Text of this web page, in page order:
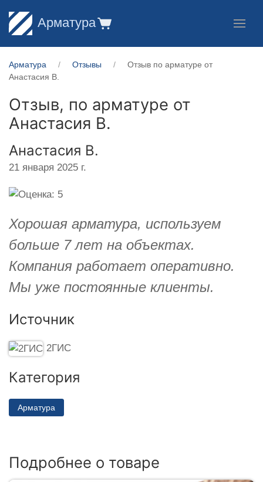
Арматура
Арматура Отзывы
Отзыв по арматуре от
Анастасия В.
Отзыв, по арматуре от
Анастасия В.
Анастасия В.
21 января 2025 г.
Хорошая арматура, используем
больше 7 лет на объектах.
Компания работает оперативно.
Мы уже постоянные клиенты.
Источник
2ГИС
Категория
Арматура
Подробнее о товаре